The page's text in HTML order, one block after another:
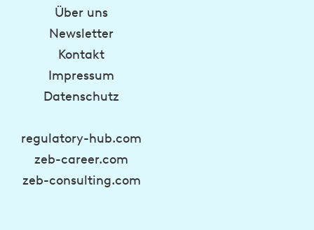
Über uns
Newsletter
Kontakt
Impressum
Datenschutz
regulatory-hub.com
zeb-career.com
zeb-consulting.com